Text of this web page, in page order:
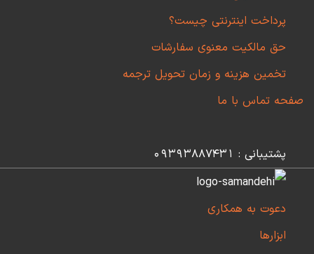
پرداخت اینترنتی چیست؟
حق مالکیت معنوی سفارشات
تخمین هزینه و زمان تحویل ترجمه
صفحه تماس با ما
پشتیبانی : 09393887431
دعوت به همکاری
ابزارها